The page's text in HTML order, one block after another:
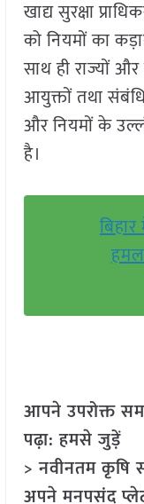
खाद्य सुरक्षा
को नियमों का
साथ ही राज्यों और
आयुक्तों तथा
और नियमों के
है।
आपने उपरोक्त
पढ़ा: हमसे जुड़ें
> नवीनतम
अपने मनपसंद